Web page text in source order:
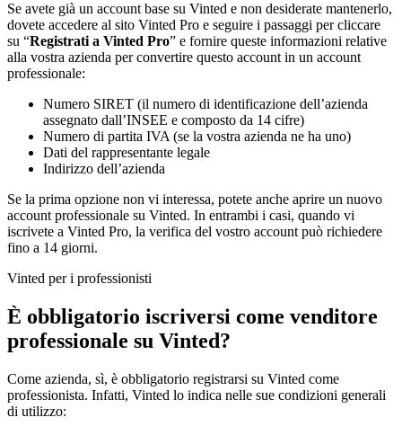
Se avete già un account base su Vinted e non desiderate mantenerlo,
dovete accedere al sito Vinted Pro e seguire i passaggi per cliccare
su “Registrati a Vinted Pro” e fornire queste informazioni relative
alla vostra azienda per convertire questo account in un account
professionale:
Numero SIRET (il numero di identificazione dell’azienda
assegnato dall’INSEE e composto da 14 cifre)
Numero di partita IVA (se la vostra azienda ne ha uno)
Dati del rappresentante legale
Indirizzo dell’azienda
Se la prima opzione non vi interessa, potete anche aprire un nuovo
account professionale su Vinted. In entrambi i casi, quando vi
iscrivete a Vinted Pro, la verifica del vostro account può richiedere
fino a 14 giorni.
Vinted per i professionisti
È obbligatorio iscriversi come venditore
professionale su Vinted?
Come azienda, sì, è obbligatorio registrarsi su Vinted come
professionista. Infatti, Vinted lo indica nelle sue condizioni generali
di utilizzo: